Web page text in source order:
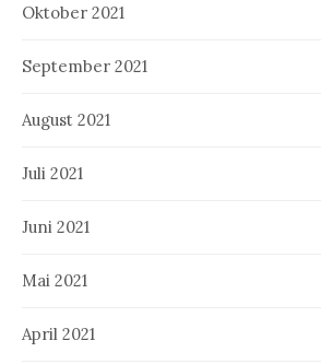
Oktober 2021
September 2021
August 2021
Juli 2021
Juni 2021
Mai 2021
April 2021